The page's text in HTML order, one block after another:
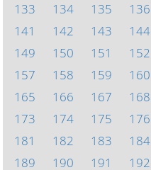
133
134 135 136
141
142 143 144
149
150 151 152
157
158 159 160
165
166 167 168
173
174 175 176
181
182 183 184
189
190 191 192